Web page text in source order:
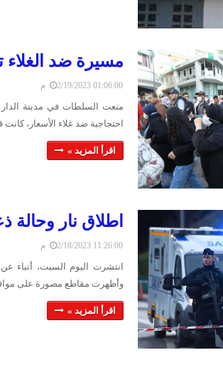
مسيرة ضد الغلاء
2/19/2023 01:06:00 م
احتجاجية ضد غلاء الأسعار،
اقرأ المزيد »
اطلاق نار
2/18/2023 11:26:00 م
انتشرت اليوم السبت، أنباء
وأظهرت مقاطع مصورة على
اقرأ المزيد »